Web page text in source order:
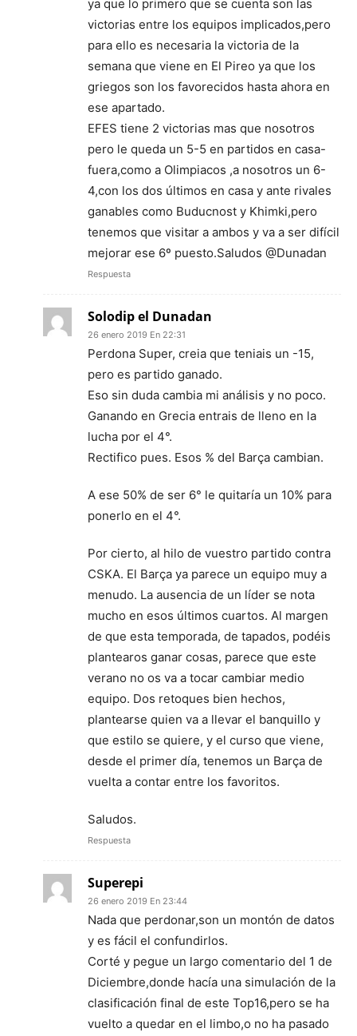
ya que lo primero que se cuenta son las
victorias entre los equipos implicados,pero
para ello es necesaria la victoria de la
semana que viene en El Pireo ya que los
griegos son los favorecidos hasta ahora en
ese apartado.
EFES tiene 2 victorias mas que nosotros
pero le queda un 5-5 en partidos en casa-
fuera,como a Olimpiacos ,a nosotros un 6-
4,con los dos últimos en casa y ante rivales
ganables como Buducnost y Khimki,pero
tenemos que visitar a ambos y va a ser difícil
mejorar ese 6º puesto.Saludos @Dunadan
Respuesta
Solodip el Dunadan
26 enero 2019 En 22:31
Perdona Super, creia que teniais un -15,
pero es partido ganado.
Eso sin duda cambia mi análisis y no poco.
Ganando en Grecia entrais de lleno en la
lucha por el 4°.
Rectifico pues. Esos % del Barça cambian.
A ese 50% de ser 6° le quitaría un 10% para
ponerlo en el 4°.
Por cierto, al hilo de vuestro partido contra
CSKA. El Barça ya parece un equipo muy a
menudo. La ausencia de un líder se nota
mucho en esos últimos cuartos. Al margen
de que esta temporada, de tapados, podéis
plantearos ganar cosas, parece que este
verano no os va a tocar cambiar medio
equipo. Dos retoques bien hechos,
plantearse quien va a llevar el banquillo y
que estilo se quiere, y el curso que viene,
desde el primer día, tenemos un Barça de
vuelta a contar entre los favoritos.
Saludos.
Respuesta
Superepi
26 enero 2019 En 23:44
Nada que perdonar,son un montón de datos
y es fácil el confundirlos.
Corté y pegue un largo comentario del 1 de
Diciembre,donde hacía una simulación de la
clasificación final de este Top16,pero se ha
vuelto a quedar en el limbo,o no ha pasado